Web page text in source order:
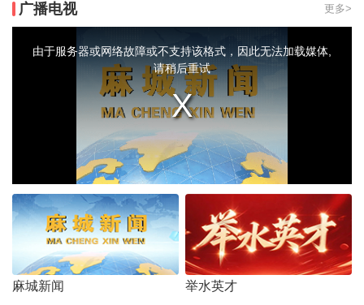
广播电视 更多>
modal由于服务器或网络故障或不支持该格式，因此无法加载媒体,
请稍后重试
麻城新闻 举水英才